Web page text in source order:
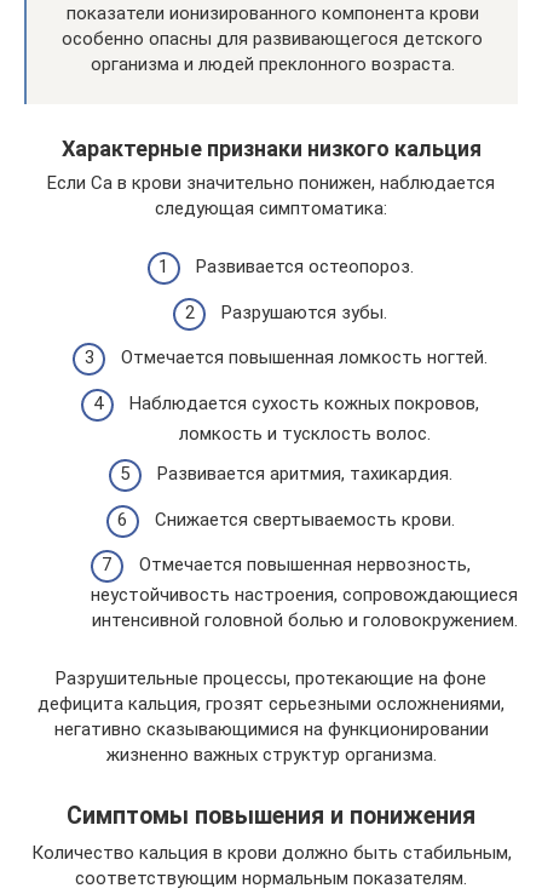
показатели ионизированного компонента крови
особенно опасны для развивающегося детского
организма и людей преклонного возраста.
Характерные признаки низкого кальция
Если Са в крови значительно понижен, наблюдается
следующая симптоматика:
Развивается остеопороз.
Разрушаются зубы.
Отмечается повышенная ломкость ногтей.
Наблюдается сухость кожных покровов,
ломкость и тусклость волос.
Развивается аритмия, тахикардия.
Снижается свертываемость крови.
Отмечается повышенная нервозность,
неустойчивость настроения, сопровождающиеся
интенсивной головной болью и головокружением.
Разрушительные процессы, протекающие на фоне
дефицита кальция, грозят серьезными осложнениями,
негативно сказывающимися на функционировании
жизненно важных структур организма.
Симптомы повышения и понижения
Количество кальция в крови должно быть стабильным,
соответствующим нормальным показателям.